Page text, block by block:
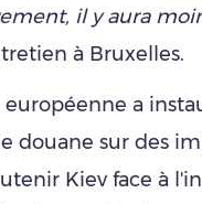
il y aura
à Bruxelles.
européenne a
douane sur des
Kiev face à